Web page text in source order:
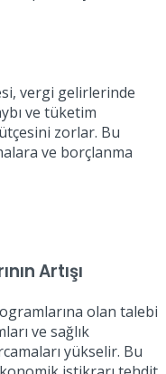
vergi gelirlerinde
ve tüketim
zorlar. Bu
ve borçlanma
Artışı
olan talebi
ve sağlık
yükselir. Bu